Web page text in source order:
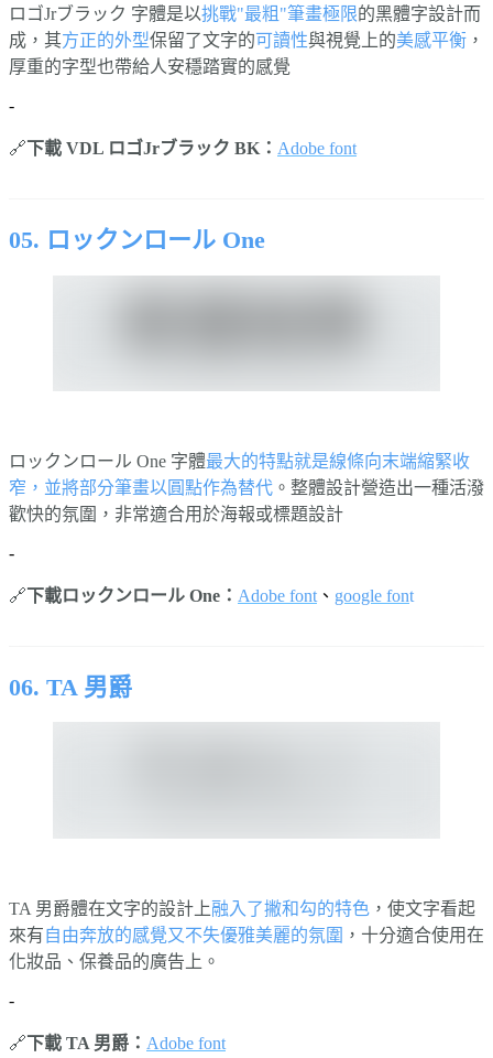
ロゴJrブラック 字體是以挑戰"最粗"筆畫極限的黑體字設計而
成，其方正的外型保留了文字的可讀性與視覺上的美感平衡 ，
厚重的字型也帶給人安穩踏實的感覺
-
🔗下載 VDL ロゴJrブラック BK： Adobe font
05. ロックンロール One
ロックンロール One 字體最大的特點就是線條向末端縮緊收
窄，並將部分筆畫以圓點作為替代 。整體設計營造出一種活潑
歡快的氛圍，非常適合用於海報或標題設計
-
🔗下載ロックンロール One： Adobe font 、 google font
06. TA 男爵
TA 男爵體在文字的設計上融入了撇和勾的特色 ，使文字看起
來有自由奔放的感覺又不失優雅美麗的氛圍 ，十分適合使用在
化妝品、保養品的廣告上。
-
🔗下載 TA 男爵： Adobe font